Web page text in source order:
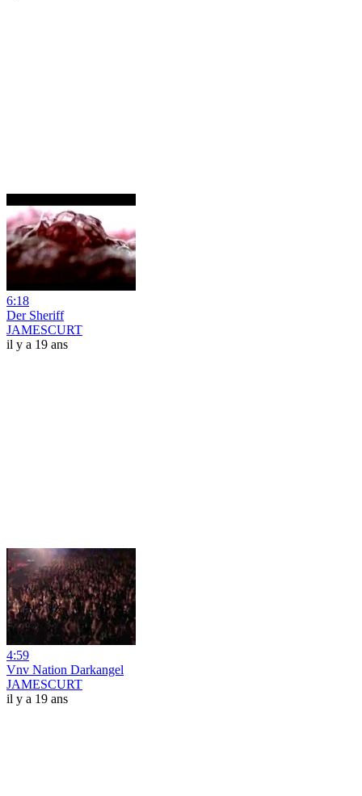
6:18
Der Sheriff
JAMESCURT
il y a 19 ans
4:59
Vnv Nation Darkangel
JAMESCURT
il y a 19 ans